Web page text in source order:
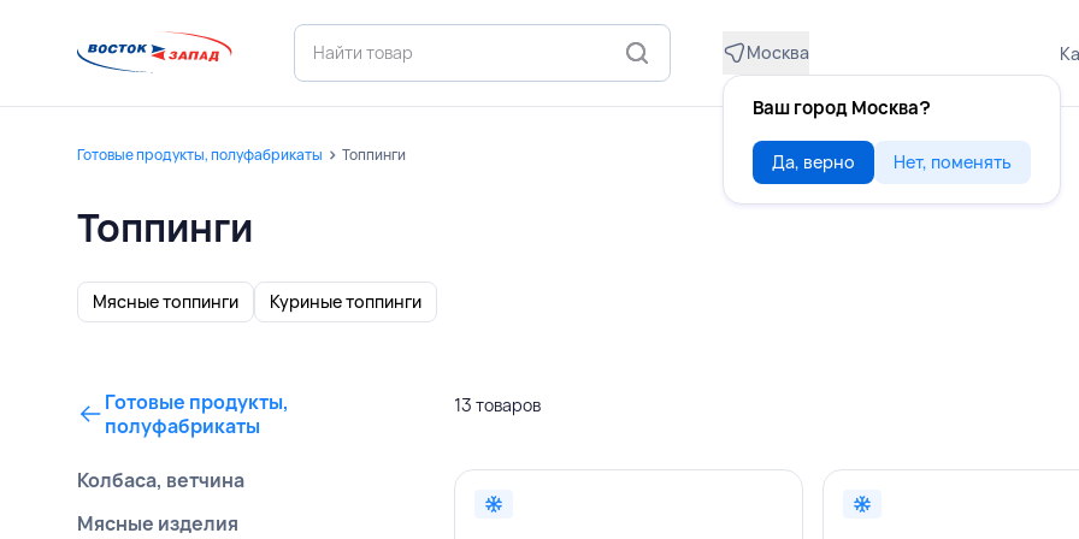
Москва
Ваш город Москва?
Да, верно Нет, поменять
Готовые продукты, полуфабрикаты Топпинги
Топпинги
Мясные топпинги Куриные топпинги
Готовые продукты,
полуфабрикаты
Колбаса, ветчина
Мясные изделия
13 товаров